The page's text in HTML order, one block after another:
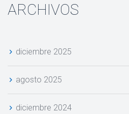
ARCHIVOS
diciembre 2025
agosto 2025
diciembre 2024